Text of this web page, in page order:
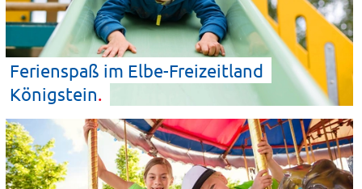
Ferienspaß im Elbe-Freizeitland
Königstein